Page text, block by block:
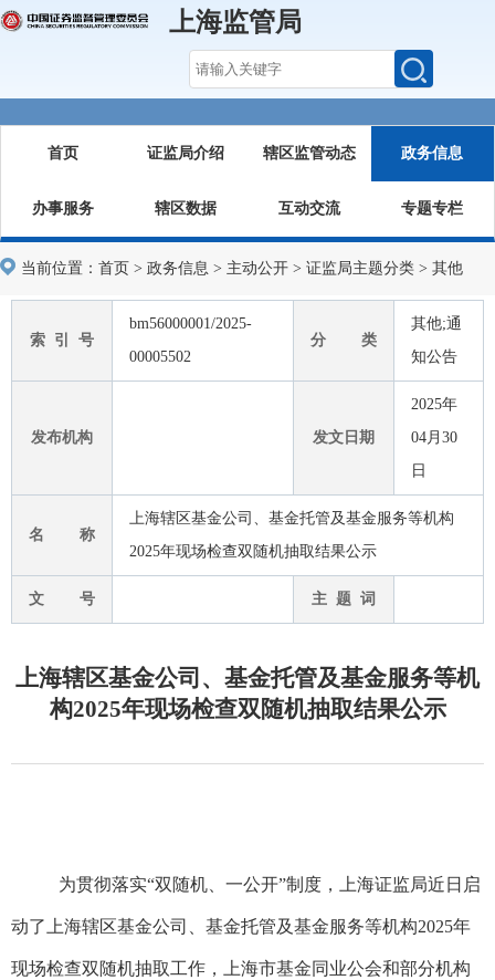
上海监管局
首页 证监局介绍 辖区监管动态 政务信息
办事服务 辖区数据 互动交流 专题专栏
当前位置： 首页 > 政务信息 > 主动公开 > 证监局主题分类 > 其他
索 引 号
bm56000001/2025-
00005502
分 类
其他;通
知公告
发布机构 发文日期
2025年
04月30
日
名 称
上海辖区基金公司、基金托管及基金服务等机构
2025年现场检查双随机抽取结果公示
文 号 主 题 词
上海辖区基金公司、基金托管及基金服务等机
构2025年现场检查双随机抽取结果公示
为贯彻落实“双 随机、一公开”制度，上海证监局近日启
动了上海辖区基金公司、基金托管及基金服务等机构2025年
现场检查双随机抽取工作，上海市基金同业公会和部分机构